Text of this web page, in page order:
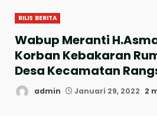
RILIS BERITA
Wabup Meranti
Korban Kebakaran
Desa Kecamatan
admin Januari 29, 2022 2